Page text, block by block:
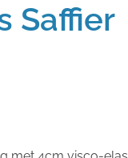
Saffier